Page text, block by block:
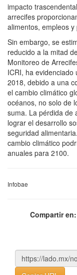
impacto
arrecifes
alimentos, empleos
Sin embargo, se
reducido a la mitad
Monitoreo de
ICRI, ha
2018, debido a una
el cambio climático
océanos, no solo de
suma. La pérdida de
lograr el desarrollo
seguridad
cambio climático
anuales para 2100.
Infobae
Compartir en: